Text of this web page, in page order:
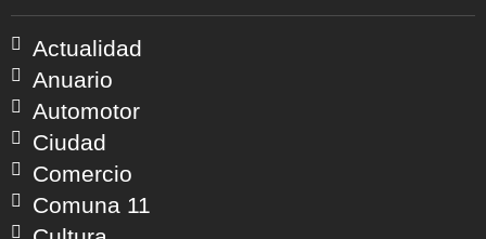
Actualidad
Anuario
Automotor
Ciudad
Comercio
Comuna 11